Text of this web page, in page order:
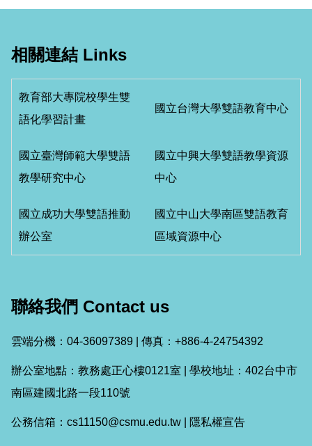
相關連結 Links
教育部大專院校學生雙
語化學習計畫
國立台灣大學雙語教育中心
國立臺灣師範大學雙語
教學研究中心
國立中興大學雙語教學資源
中心
國立成功大學雙語推動
辦公室
國立中山大學南區雙語教育
區域資源中心
聯絡我們 Contact us
雲端分機：04-36097389 | 傳真：+886-4-24754392
辦公室地點：教務處正心樓0121室 | 學校地址：402台中市
南區建國北路一段110號
公務信箱：cs11150@csmu.edu.tw | 隱私權宣告